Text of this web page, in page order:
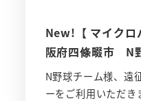
New!【 マイク
阪府四條畷市 N
N野球チーム様、遠
ーをご利用いただ